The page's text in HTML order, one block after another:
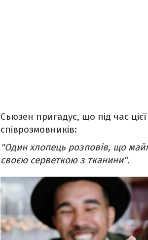
Сьюзен пригадує, що під час
співрозмовників:
"Один хлопець розповів, що
своєю серветкою з тканини".